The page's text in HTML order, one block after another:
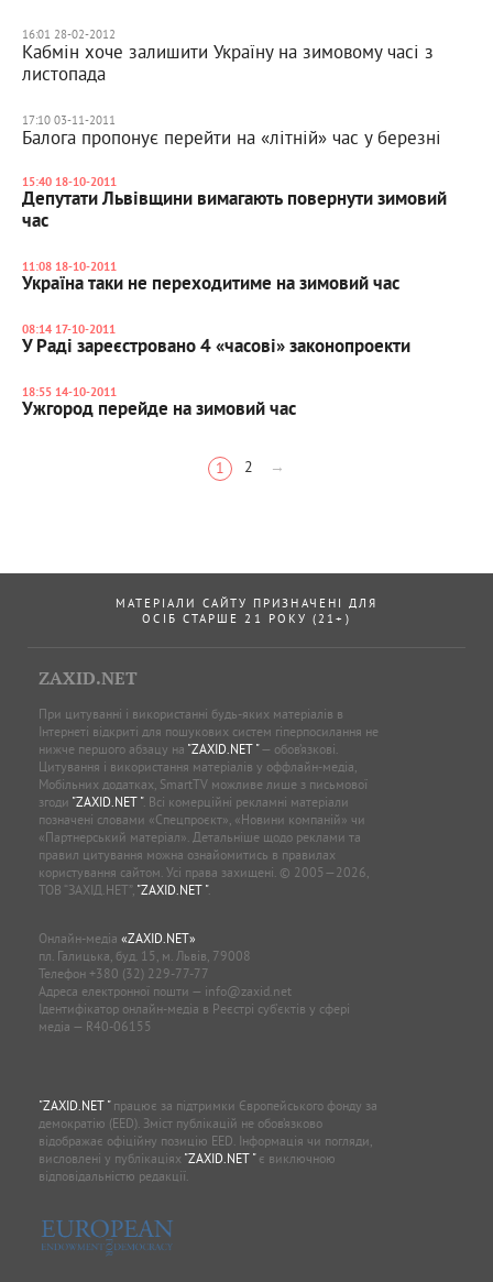
16:01 28-02-2012
Кабмін хоче залишити Україну на зимовому часі з
листопада
17:10 03-11-2011
Балога пропонує перейти на «літній» час у березні
15:40 18-10-2011
Депутати Львівщини вимагають повернути зимовий
час
11:08 18-10-2011
Україна таки не переходитиме на зимовий час
08:14 17-10-2011
У Раді зареєстровано 4 «часові» законопроекти
18:55 14-10-2011
Ужгород перейде на зимовий час
1 2 →
МАТЕРІАЛИ САЙТУ ПРИЗНАЧЕНІ ДЛЯ
ОСІБ СТАРШЕ 21 РОКУ (21+)
ZAXID.NET
При цитуванні і використанні будь-яких матеріалів в
Інтернеті відкриті для пошукових систем гіперпосилання не
нижче першого абзацу на "ZAXID.NET "— обов’язкові.
Цитування і використання матеріалів у оффлайн-медіа,
Мобільних додатках, SmartTV можливе лише з письмової
згоди "ZAXID.NET ". Всі комерційні рекламні матеріали
позначені словами «Спецпроєкт», «Новини компаній» чи
«Партнерський матеріал». Детальніше щодо реклами та
правил цитування можна ознайомитись в правилах
користування сайтом. Усі права захищені. © 2005—2026,
ТОВ “ЗАХІД.НЕТ”, "ZAXID.NET ".
Онлайн-медіа «ZAXID.NET»
пл. Галицька, буд. 15, м. Львів, 79008
Телефон +380 (32) 229-77-77
Адреса електронної пошти — info@zaxid.net
Ідентифікатор онлайн-медіа в Реєстрі суб'єктів у сфері
медіа — R40-06155
"ZAXID.NET "працює за підтримки Європейського фонду за
демократію (EED). Зміст публікацій не обов’язково
відображає офіційну позицію EED. Інформація чи погляди,
висловлені у публікаціях "ZAXID.NET "є виключною
відповідальністю редакції.